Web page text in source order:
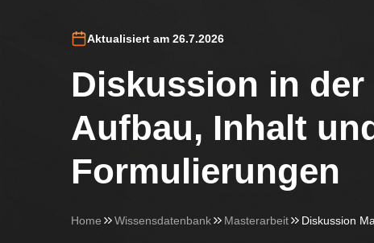
Aktualisiert am 26.7.2026
Diskussion in
Aufbau, Inhalt
Formulierungen
Home Wissensdatenbank Masterarbeit Diskussion